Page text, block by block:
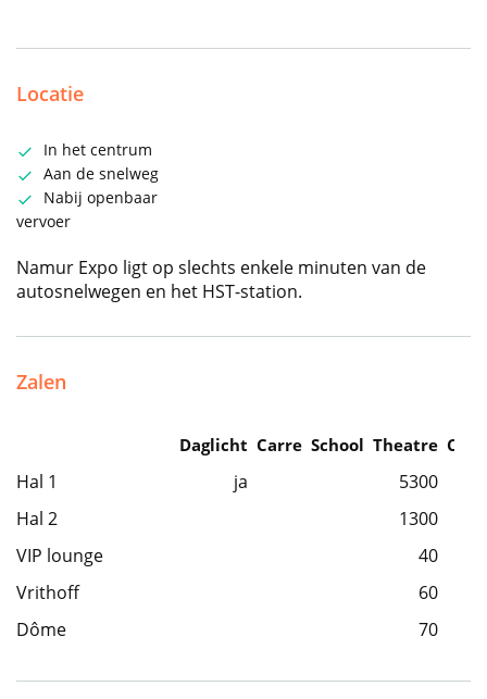
Locatie
In het centrum
Aan de snelweg
Nabij openbaar
vervoer
Namur Expo ligt op slechts enkele minuten van de
autosnelwegen en het HST-station.
Zalen
Daglicht Carre School Theatre
Hal 1 ja
5300
Hal 2
1300
VIP lounge
40
Vrithoff
60
Dôme
70